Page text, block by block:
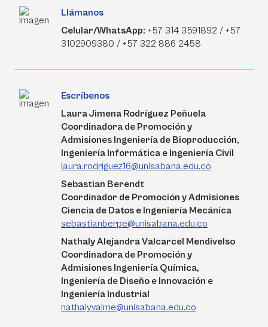
Llámanos
Celular/WhatsApp: +57 314 3591892 / +57
3102909380 / +57 322 886 2458
Escríbenos
Laura Jimena Rodríguez Peñuela
Coordinadora de Promoción y
Admisiones Ingeniería de Bioproducción,
Ingeniería Informática e Ingeniería Civil
laura.rodriguez16@unisabana.edu.co
Sebastian Berendt
Coordinador de Promoción y Admisiones
Ciencia de Datos e Ingeniería Mecánica
sebastianberpe@unisabana.edu.co
Nathaly Alejandra Valcarcel Mendivelso
Coordinadora de Promoción y
Admisiones Ingeniería Química,
Ingeniería de Diseño e Innovación e
Ingeniería Industrial
nathalyvalme@unisabana.edu.co